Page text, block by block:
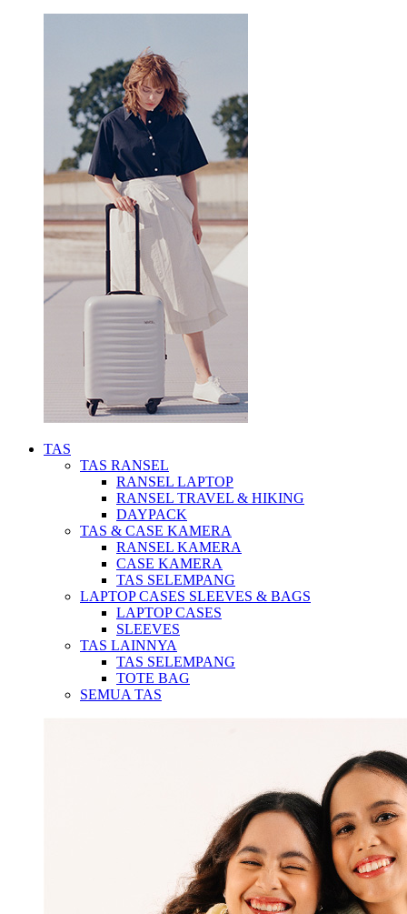
TAS
TAS RANSEL
RANSEL LAPTOP
RANSEL TRAVEL & HIKING
DAYPACK
TAS & CASE KAMERA
RANSEL KAMERA
CASE KAMERA
TAS SELEMPANG
LAPTOP CASES SLEEVES & BAGS
LAPTOP CASES
SLEEVES
TAS LAINNYA
TAS SELEMPANG
TOTE BAG
SEMUA TAS